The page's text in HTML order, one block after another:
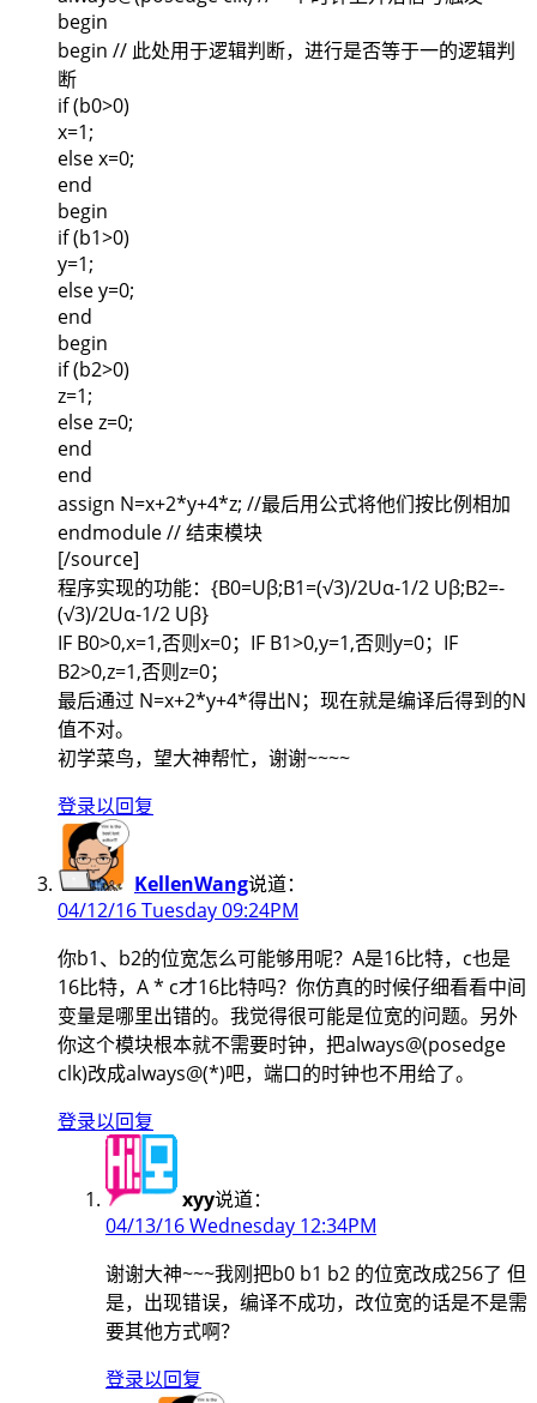
begin
begin // 此处用于逻辑判断，进行是否等于一的逻辑判
断
if (b0>0)
x=1;
else x=0;
end
begin
if (b1>0)
y=1;
else y=0;
end
begin
if (b2>0)
z=1;
else z=0;
end
end
assign N=x+2*y+4*z; //最后用公式将他们按比例相加
endmodule // 结束模块
[/source]
程序实现的功能：{B0=Uβ;B1=(√3)/2Uα-1/2 Uβ;B2=-
(√3)/2Uα-1/2 Uβ}
IF B0>0,x=1,否则x=0；IF B1>0,y=1,否则y=0；IF
B2>0,z=1,否则z=0；
最后通过 N=x+2*y+4*得出N；现在就是编译后得到的N
值不对。
初学菜鸟，望大神帮忙，谢谢~~~~
登录以回复
KellenWang说道：
04/12/16 Tuesday 09:24PM
你b1、b2的位宽怎么可能够用呢？A是16比特，c也是
16比特，A * c才16比特吗？你仿真的时候仔细看看中间
变量是哪里出错的。我觉得很可能是位宽的问题。另外
你这个模块根本就不需要时钟，把always@(posedge
clk)改成always@(*)吧，端口的时钟也不用给了。
登录以回复
xyy说道：
04/13/16 Wednesday 12:34PM
谢谢大神~~~我刚把b0 b1 b2 的位宽改成256了 但
是，出现错误，编译不成功，改位宽的话是不是需
要其他方式啊？
登录以回复